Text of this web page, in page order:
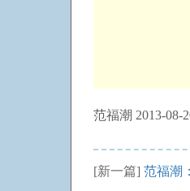
范福潮 2013-08-
[新一篇] 范福潮